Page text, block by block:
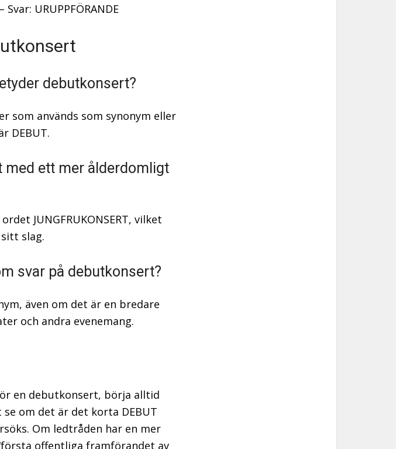
URUPPFÖRANDE
debutkonsert?
som används som synonym eller
DEBUT.
med ett mer ålderdomligt
JUNGFRUKONSERT, vilket
slag.
svar på debutkonsert?
även om det är en bredare
och andra evenemang.
en debutkonsert, börja alltid
om det är det korta DEBUT
Om ledtråden har en mer
offentliga framförandet av